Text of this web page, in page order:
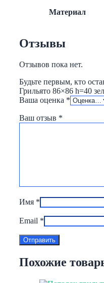
Материал
Отзывы
Отзывов пока нет.
Будьте первым, кто
Грильято 86×86 h=40
Ваша оценка *
Ваш отзыв *
Имя *
Email *
Похожие